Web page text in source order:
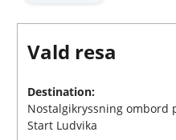
Vald resa
Destination:
Nostalgikryssning ombord
Start Ludvika